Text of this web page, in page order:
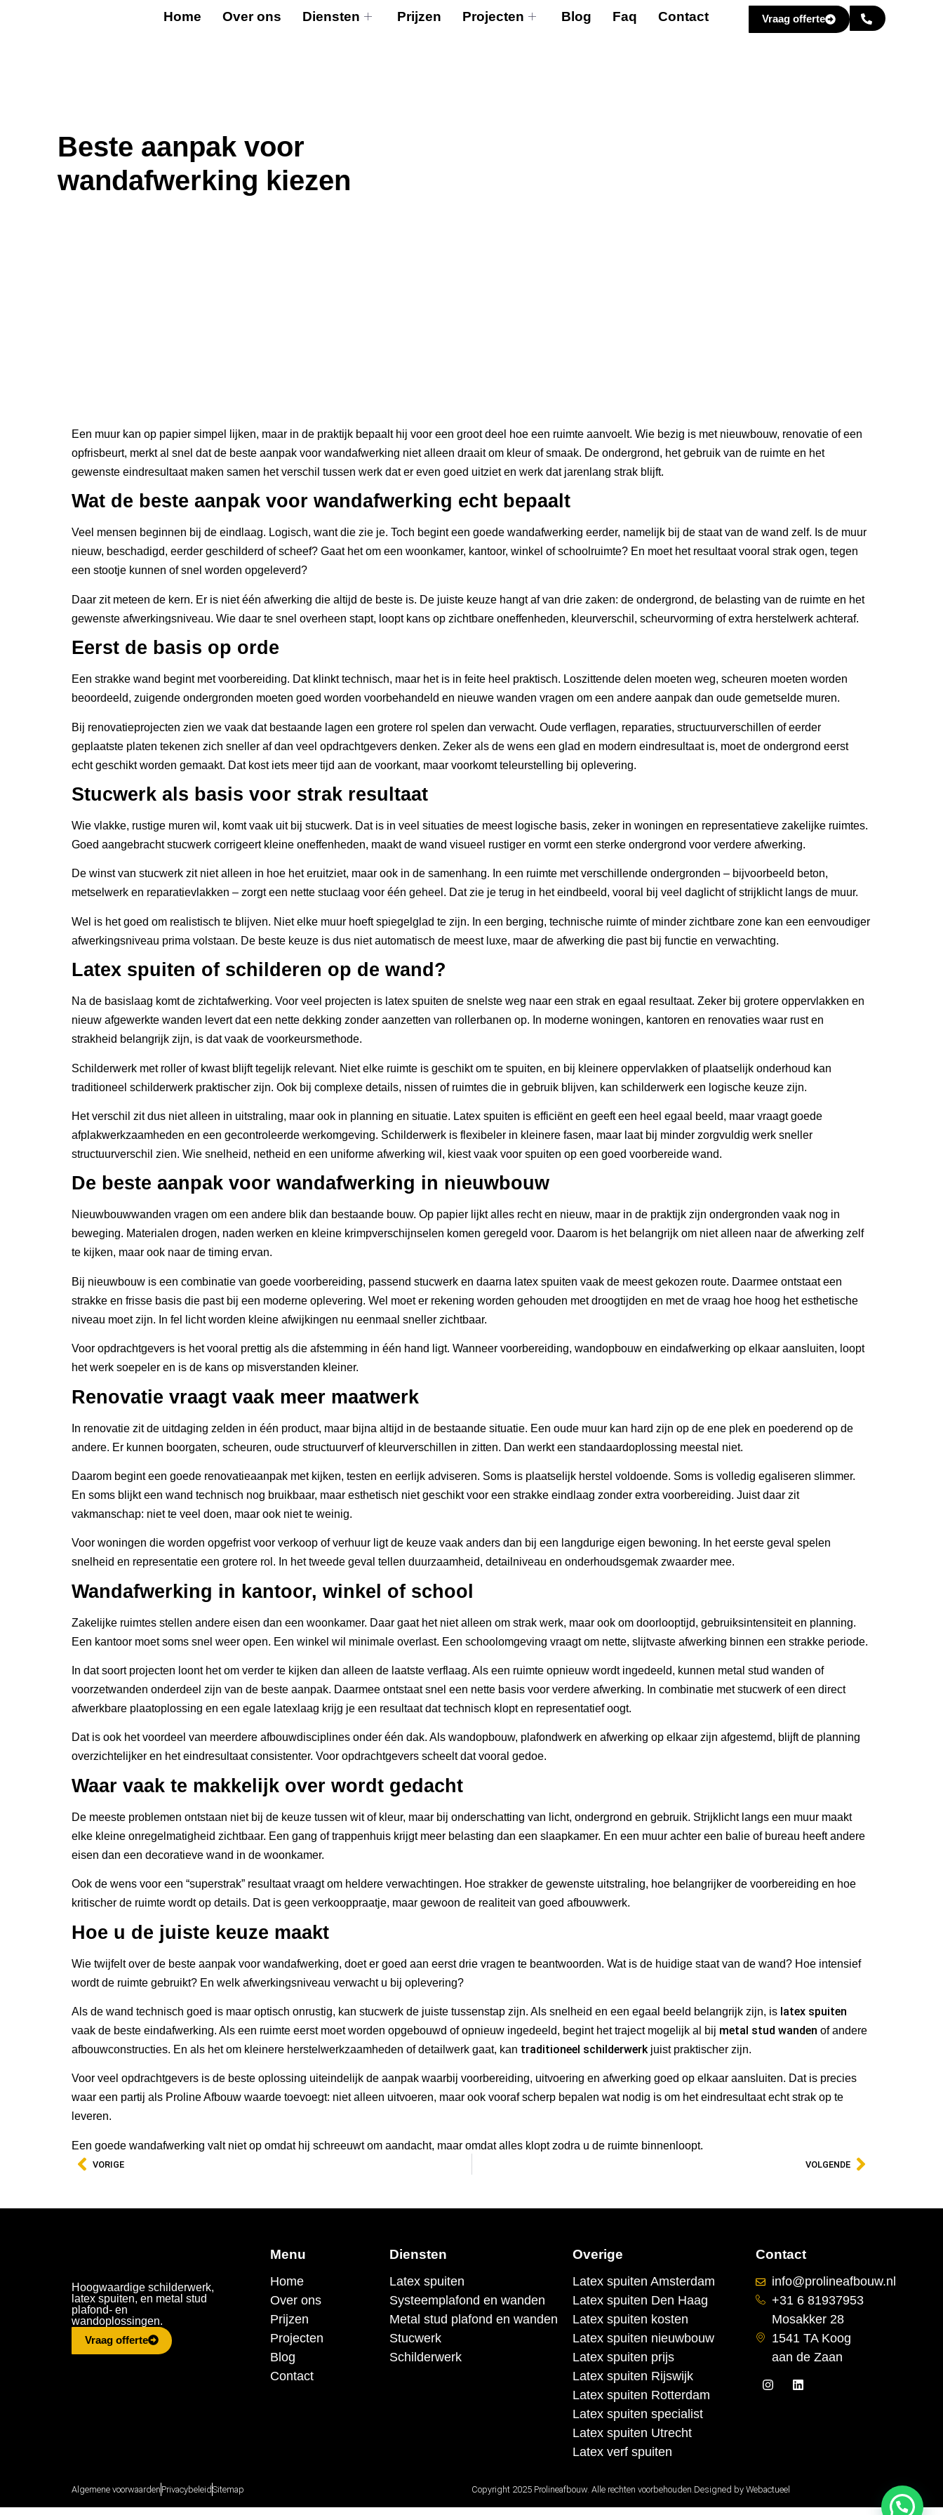
Home Over ons Diensten Prijzen Projecten Blog Faq Contact Vraag offerte
Beste aanpak voor
wandafwerking kiezen
Een muur kan op papier simpel lijken, maar in de praktijk bepaalt hij voor een groot deel hoe een ruimte aanvoelt. Wie bezig is met nieuwbouw, renovatie of een
opfrisbeurt, merkt al snel dat de beste aanpak voor wandafwerking niet alleen draait om kleur of smaak. De ondergrond, het gebruik van de ruimte en het
gewenste eindresultaat maken samen het verschil tussen werk dat er even goed uitziet en werk dat jarenlang strak blijft.
Wat de beste aanpak voor wandafwerking echt bepaalt
Veel mensen beginnen bij de eindlaag. Logisch, want die zie je. Toch begint een goede wandafwerking eerder, namelijk bij de staat van de wand zelf. Is de muur
nieuw, beschadigd, eerder geschilderd of scheef? Gaat het om een woonkamer, kantoor, winkel of schoolruimte? En moet het resultaat vooral strak ogen, tegen
een stootje kunnen of snel worden opgeleverd?
Daar zit meteen de kern. Er is niet één afwerking die altijd de beste is. De juiste keuze hangt af van drie zaken: de ondergrond, de belasting van de ruimte en het
gewenste afwerkingsniveau. Wie daar te snel overheen stapt, loopt kans op zichtbare oneffenheden, kleurverschil, scheurvorming of extra herstelwerk achteraf.
Eerst de basis op orde
Een strakke wand begint met voorbereiding. Dat klinkt technisch, maar het is in feite heel praktisch. Loszittende delen moeten weg, scheuren moeten worden
beoordeeld, zuigende ondergronden moeten goed worden voorbehandeld en nieuwe wanden vragen om een andere aanpak dan oude gemetselde muren.
Bij renovatieprojecten zien we vaak dat bestaande lagen een grotere rol spelen dan verwacht. Oude verflagen, reparaties, structuurverschillen of eerder
geplaatste platen tekenen zich sneller af dan veel opdrachtgevers denken. Zeker als de wens een glad en modern eindresultaat is, moet de ondergrond eerst
echt geschikt worden gemaakt. Dat kost iets meer tijd aan de voorkant, maar voorkomt teleurstelling bij oplevering.
Stucwerk als basis voor strak resultaat
Wie vlakke, rustige muren wil, komt vaak uit bij stucwerk. Dat is in veel situaties de meest logische basis, zeker in woningen en representatieve zakelijke ruimtes.
Goed aangebracht stucwerk corrigeert kleine oneffenheden, maakt de wand visueel rustiger en vormt een sterke ondergrond voor verdere afwerking.
De winst van stucwerk zit niet alleen in hoe het eruitziet, maar ook in de samenhang. In een ruimte met verschillende ondergronden – bijvoorbeeld beton,
metselwerk en reparatievlakken – zorgt een nette stuclaag voor één geheel. Dat zie je terug in het eindbeeld, vooral bij veel daglicht of strijklicht langs de muur.
Wel is het goed om realistisch te blijven. Niet elke muur hoeft spiegelglad te zijn. In een berging, technische ruimte of minder zichtbare zone kan een eenvoudiger
afwerkingsniveau prima volstaan. De beste keuze is dus niet automatisch de meest luxe, maar de afwerking die past bij functie en verwachting.
Latex spuiten of schilderen op de wand?
Na de basislaag komt de zichtafwerking. Voor veel projecten is latex spuiten de snelste weg naar een strak en egaal resultaat. Zeker bij grotere oppervlakken en
nieuw afgewerkte wanden levert dat een nette dekking zonder aanzetten van rollerbanen op. In moderne woningen, kantoren en renovaties waar rust en
strakheid belangrijk zijn, is dat vaak de voorkeursmethode.
Schilderwerk met roller of kwast blijft tegelijk relevant. Niet elke ruimte is geschikt om te spuiten, en bij kleinere oppervlakken of plaatselijk onderhoud kan
traditioneel schilderwerk praktischer zijn. Ook bij complexe details, nissen of ruimtes die in gebruik blijven, kan schilderwerk een logische keuze zijn.
Het verschil zit dus niet alleen in uitstraling, maar ook in planning en situatie. Latex spuiten is efficiënt en geeft een heel egaal beeld, maar vraagt goede
afplakwerkzaamheden en een gecontroleerde werkomgeving. Schilderwerk is flexibeler in kleinere fasen, maar laat bij minder zorgvuldig werk sneller
structuurverschil zien. Wie snelheid, netheid en een uniforme afwerking wil, kiest vaak voor spuiten op een goed voorbereide wand.
De beste aanpak voor wandafwerking in nieuwbouw
Nieuwbouwwanden vragen om een andere blik dan bestaande bouw. Op papier lijkt alles recht en nieuw, maar in de praktijk zijn ondergronden vaak nog in
beweging. Materialen drogen, naden werken en kleine krimpverschijnselen komen geregeld voor. Daarom is het belangrijk om niet alleen naar de afwerking zelf
te kijken, maar ook naar de timing ervan.
Bij nieuwbouw is een combinatie van goede voorbereiding, passend stucwerk en daarna latex spuiten vaak de meest gekozen route. Daarmee ontstaat een
strakke en frisse basis die past bij een moderne oplevering. Wel moet er rekening worden gehouden met droogtijden en met de vraag hoe hoog het esthetische
niveau moet zijn. In fel licht worden kleine afwijkingen nu eenmaal sneller zichtbaar.
Voor opdrachtgevers is het vooral prettig als die afstemming in één hand ligt. Wanneer voorbereiding, wandopbouw en eindafwerking op elkaar aansluiten, loopt
het werk soepeler en is de kans op misverstanden kleiner.
Renovatie vraagt vaak meer maatwerk
In renovatie zit de uitdaging zelden in één product, maar bijna altijd in de bestaande situatie. Een oude muur kan hard zijn op de ene plek en poederend op de
andere. Er kunnen boorgaten, scheuren, oude structuurverf of kleurverschillen in zitten. Dan werkt een standaardoplossing meestal niet.
Daarom begint een goede renovatieaanpak met kijken, testen en eerlijk adviseren. Soms is plaatselijk herstel voldoende. Soms is volledig egaliseren slimmer.
En soms blijkt een wand technisch nog bruikbaar, maar esthetisch niet geschikt voor een strakke eindlaag zonder extra voorbereiding. Juist daar zit
vakmanschap: niet te veel doen, maar ook niet te weinig.
Voor woningen die worden opgefrist voor verkoop of verhuur ligt de keuze vaak anders dan bij een langdurige eigen bewoning. In het eerste geval spelen
snelheid en representatie een grotere rol. In het tweede geval tellen duurzaamheid, detailniveau en onderhoudsgemak zwaarder mee.
Wandafwerking in kantoor, winkel of school
Zakelijke ruimtes stellen andere eisen dan een woonkamer. Daar gaat het niet alleen om strak werk, maar ook om doorlooptijd, gebruiksintensiteit en planning.
Een kantoor moet soms snel weer open. Een winkel wil minimale overlast. Een schoolomgeving vraagt om nette, slijtvaste afwerking binnen een strakke periode.
In dat soort projecten loont het om verder te kijken dan alleen de laatste verflaag. Als een ruimte opnieuw wordt ingedeeld, kunnen metal stud wanden of
voorzetwanden onderdeel zijn van de beste aanpak. Daarmee ontstaat snel een nette basis voor verdere afwerking. In combinatie met stucwerk of een direct
afwerkbare plaatoplossing en een egale latexlaag krijg je een resultaat dat technisch klopt en representatief oogt.
Dat is ook het voordeel van meerdere afbouwdisciplines onder één dak. Als wandopbouw, plafondwerk en afwerking op elkaar zijn afgestemd, blijft de planning
overzichtelijker en het eindresultaat consistenter. Voor opdrachtgevers scheelt dat vooral gedoe.
Waar vaak te makkelijk over wordt gedacht
De meeste problemen ontstaan niet bij de keuze tussen wit of kleur, maar bij onderschatting van licht, ondergrond en gebruik. Strijklicht langs een muur maakt
elke kleine onregelmatigheid zichtbaar. Een gang of trappenhuis krijgt meer belasting dan een slaapkamer. En een muur achter een balie of bureau heeft andere
eisen dan een decoratieve wand in de woonkamer.
Ook de wens voor een “superstrak” resultaat vraagt om heldere verwachtingen. Hoe strakker de gewenste uitstraling, hoe belangrijker de voorbereiding en hoe
kritischer de ruimte wordt op details. Dat is geen verkooppraatje, maar gewoon de realiteit van goed afbouwwerk.
Hoe u de juiste keuze maakt
Wie twijfelt over de beste aanpak voor wandafwerking, doet er goed aan eerst drie vragen te beantwoorden. Wat is de huidige staat van de wand? Hoe intensief
wordt de ruimte gebruikt? En welk afwerkingsniveau verwacht u bij oplevering?
Als de wand technisch goed is maar optisch onrustig, kan stucwerk de juiste tussenstap zijn. Als snelheid en een egaal beeld belangrijk zijn, is latex spuiten
vaak de beste eindafwerking. Als een ruimte eerst moet worden opgebouwd of opnieuw ingedeeld, begint het traject mogelijk al bij metal stud wanden of andere
afbouwconstructies. En als het om kleinere herstelwerkzaamheden of detailwerk gaat, kan traditioneel schilderwerk juist praktischer zijn.
Voor veel opdrachtgevers is de beste oplossing uiteindelijk de aanpak waarbij voorbereiding, uitvoering en afwerking goed op elkaar aansluiten. Dat is precies
waar een partij als Proline Afbouw waarde toevoegt: niet alleen uitvoeren, maar ook vooraf scherp bepalen wat nodig is om het eindresultaat echt strak op te
leveren.
Een goede wandafwerking valt niet op omdat hij schreeuwt om aandacht, maar omdat alles klopt zodra u de ruimte binnenloopt.
VORIGE VOLGENDE
Hoogwaardige schilderwerk,
latex spuiten, en metal stud
plafond- en
wandoplossingen.
Vraag offerte
Menu
Home
Over ons
Prijzen
Projecten
Blog
Contact
Diensten
Latex spuiten
Systeemplafond en wanden
Metal stud plafond en wanden
Stucwerk
Schilderwerk
Overige
Latex spuiten Amsterdam
Latex spuiten Den Haag
Latex spuiten kosten
Latex spuiten nieuwbouw
Latex spuiten prijs
Latex spuiten Rijswijk
Latex spuiten Rotterdam
Latex spuiten specialist
Latex spuiten Utrecht
Latex verf spuiten
Contact
info@prolineafbouw.nl
+31 6 81937953
Mosakker 28
1541 TA Koog
aan de Zaan
Algemene voorwaarden PrivacybeleidSitemap Copyright 2025 Prolineafbouw. Alle rechten voorbehouden.Designed by Webactueel